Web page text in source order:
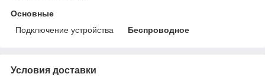
Основные
Подключение устройства
Беспроводное
Условия доставки